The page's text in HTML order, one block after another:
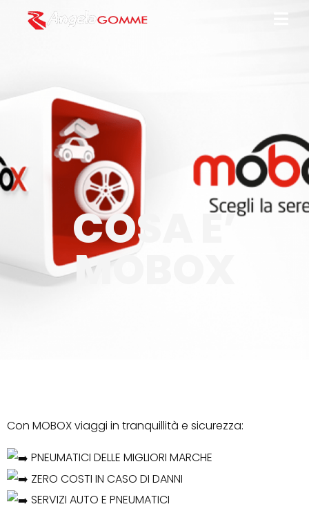
COSA E’
MOBOX
Con MOBOX viaggi in tranquillità e sicurezza:
PNEUMATICI DELLE MIGLIORI MARCHE⁣⁣⁣⁣⁣
ZERO COSTI IN CASO DI DANNI⁣⁣⁣⁣⁣
SERVIZI AUTO E PNEUMATICI⁣⁣⁣⁣⁣⁣⁣